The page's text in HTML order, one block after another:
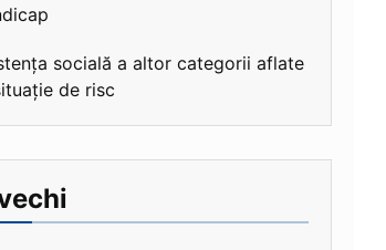
socială a altor categorii aflate
de risc